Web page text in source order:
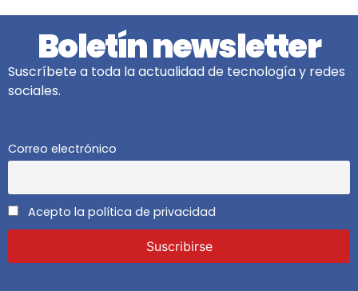
Boletín newsletter
Suscríbete a toda la actualidad de tecnología y redes
sociales.
Correo electrónico
Acepto la política de privacidad